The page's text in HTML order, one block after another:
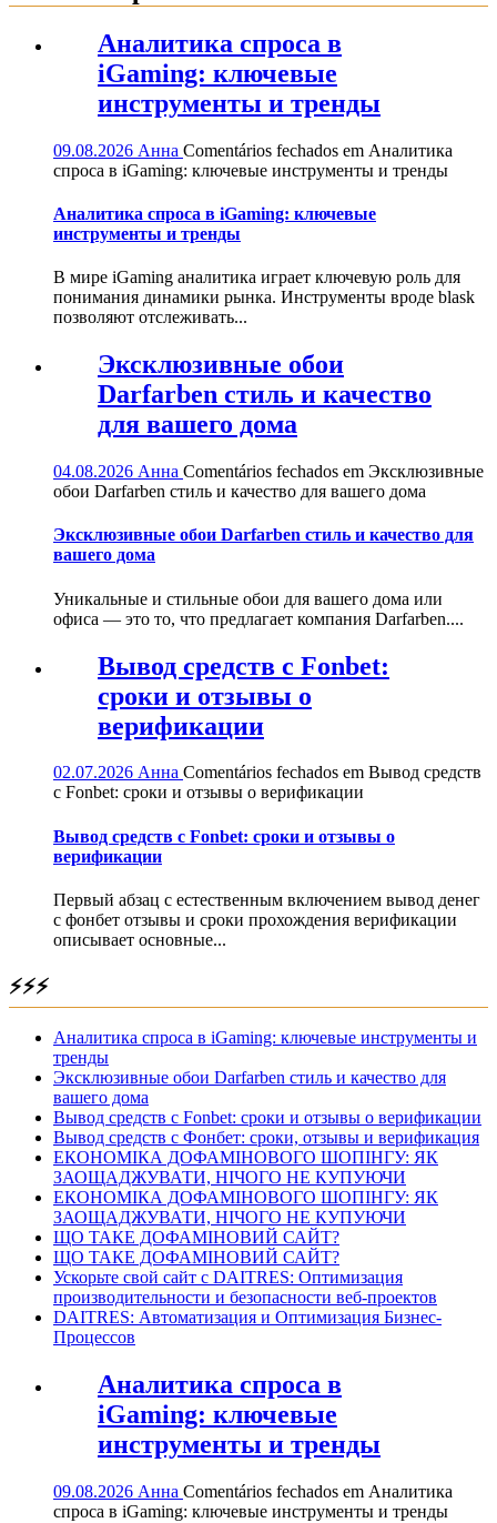
Аналитика спроса в
iGaming: ключевые
инструменты и тренды
09.08.2026 Анна Comentários fechados em Аналитика
спроса в iGaming: ключевые инструменты и тренды
Аналитика спроса в iGaming: ключевые
инструменты и тренды
В мире iGaming аналитика играет ключевую роль для
понимания динамики рынка. Инструменты вроде blask
позволяют отслеживать...
Эксклюзивные обои
Darfarben стиль и качество
для вашего дома
04.08.2026 Анна Comentários fechados em Эксклюзивные
обои Darfarben стиль и качество для вашего дома
Эксклюзивные обои Darfarben стиль и качество для
вашего дома
Уникальные и стильные обои для вашего дома или
офиса — это то, что предлагает компания Darfarben....
Вывод средств с Fonbet:
сроки и отзывы о
верификации
02.07.2026 Анна Comentários fechados em Вывод средств
с Fonbet: сроки и отзывы о верификации
Вывод средств с Fonbet: сроки и отзывы о
верификации
Первый абзац с естественным включением вывод денег
с фонбет отзывы и сроки прохождения верификации
описывает основные...
⚡⚡⚡
Аналитика спроса в iGaming: ключевые инструменты и
тренды
Эксклюзивные обои Darfarben стиль и качество для
вашего дома
Вывод средств с Fonbet: сроки и отзывы о верификации
Вывод средств с Фонбет: сроки, отзывы и верификация
ЕКОНОМІКА ДОФАМІНОВОГО ШОПІНГУ: ЯК
ЗАОЩАДЖУВАТИ, НІЧОГО НЕ КУПУЮЧИ
ЕКОНОМІКА ДОФАМІНОВОГО ШОПІНГУ: ЯК
ЗАОЩАДЖУВАТИ, НІЧОГО НЕ КУПУЮЧИ
ЩО ТАКЕ ДОФАМІНОВИЙ САЙТ?
ЩО ТАКЕ ДОФАМІНОВИЙ САЙТ?
Ускорьте свой сайт с DAITRES: Оптимизация
производительности и безопасности веб-проектов
DAITRES: Автоматизация и Оптимизация Бизнес-
Процессов
Аналитика спроса в
iGaming: ключевые
инструменты и тренды
09.08.2026 Анна Comentários fechados em Аналитика
спроса в iGaming: ключевые инструменты и тренды